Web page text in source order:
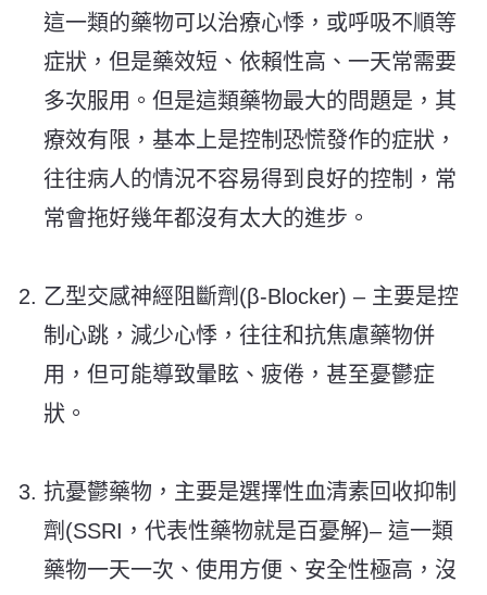
這一類的藥物可以治療心悸，或呼吸不順等
症狀，但是藥效短、依賴性高、一天常需要
多次服用。但是這類藥物最大的問題是，其
療效有限，基本上是控制恐慌發作的症狀，
往往病人的情況不容易得到良好的控制，常
常會拖好幾年都沒有太大的進步。
乙型交感神經阻斷劑(β-Blocker) – 主要是控
制心跳，減少心悸，往往和抗焦慮藥物併
用，但可能導致暈眩、疲倦，甚至憂鬱症
狀。
抗憂鬱藥物，主要是選擇性血清素回收抑制
劑(SSRI，代表性藥物就是百憂解)– 這一類
藥物一天一次、使用方便、安全性極高，沒